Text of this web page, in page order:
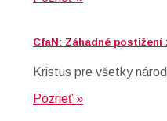
CfaN: Záhadné postižení
Kristus pre všetky
Pozrieť »